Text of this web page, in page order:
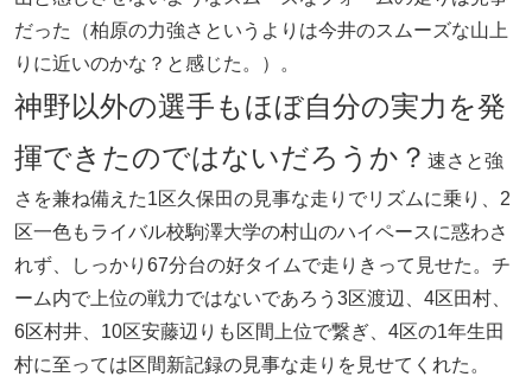
だった（柏原の力強さというよりは今井のスムーズな山上
りに近いのかな？と感じた。）。
神野以外の選手もほぼ自分の実力を発
揮できたのではないだろうか？ 速さと強
さを兼ね備えた1区久保田の見事な走りでリズムに乗り、2
区一色もライバル校駒澤大学の村山のハイペースに惑わさ
れず、しっかり67分台の好タイムで走りきって見せた。チ
ーム内で上位の戦力ではないであろう3区渡辺、4区田村、
6区村井、10区安藤辺りも区間上位で繋ぎ、4区の1年生田
村に至っては区間新記録の見事な走りを見せてくれた。